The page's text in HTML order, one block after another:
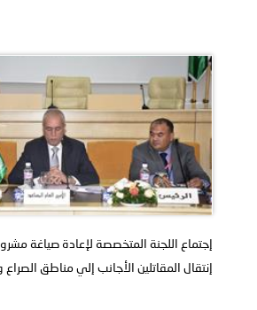
إجتماع اللجنة المتخصصة لإعادة صياغة
إنتقال المقاتلين الأجانب إلي مناطق الصراع